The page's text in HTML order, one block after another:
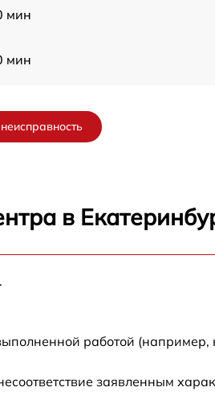
мин
мин
мин
в
работой (например,
заявленным